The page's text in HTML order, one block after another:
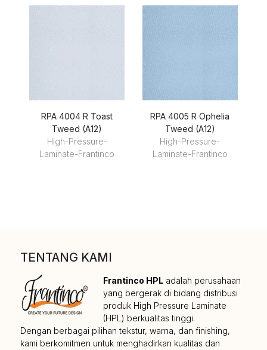
RPA 4004 R Toast
Tweed (A12)
High-Pressure-
Laminate-Frantinco
RPA 4005 R Ophelia
Tweed (A12)
High-Pressure-
Laminate-Frantinco
TENTANG KAMI
Frantinco HPL adalah perusahaan
yang bergerak di bidang distribusi
produk High Pressure Laminate
(HPL) berkualitas tinggi.
Dengan berbagai pilihan tekstur, warna, dan finishing,
kami berkomitmen untuk menghadirkan kualitas dan